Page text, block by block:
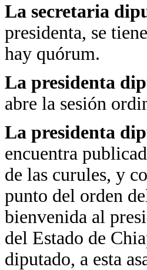
La secretaria
presidenta, se
hay quórum.
La presidenta
abre la sesión
La presidenta
encuentra
de las curules, y
punto del orden
bienvenida al
del Estado de
diputado, a esta